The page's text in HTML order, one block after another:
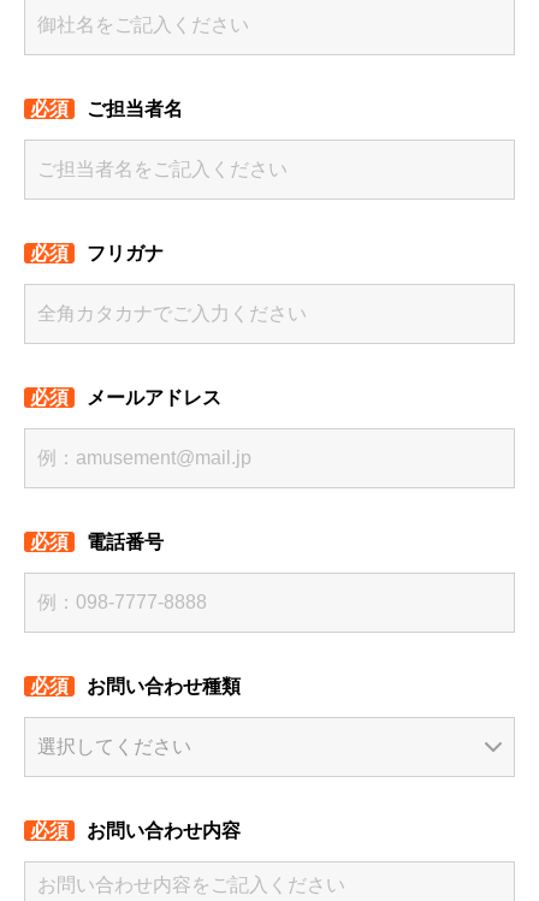
ご担当者名
フリガナ
メールアドレス
電話番号
お問い合わせ種類
お問い合わせ内容